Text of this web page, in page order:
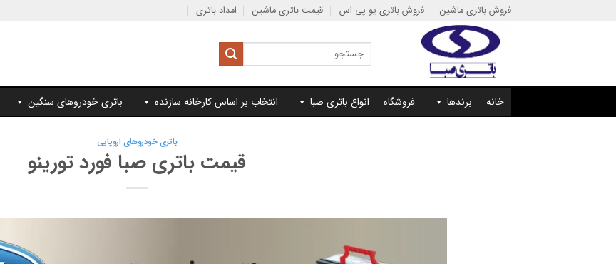
فروش باتری ماشین فروش باتری یو پی اس قیمت باتری ماشین امداد باتری
جستجو
برای:
خانه برندها فروشگاه انواع باتری صبا انتخاب بر اساس کارخانه سازنده باتری خودروهای سنگین
باتری خودروهای اروپایی
قیمت باتری صبا فورد تورینو